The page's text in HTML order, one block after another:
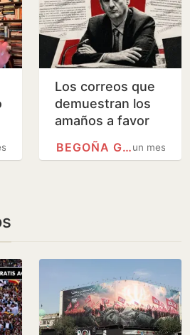
Los correos que
demuestran los
amaños a favor
de Barrabés: «Las
otras ofertas han
un mes
BEGOÑA GÓMEZ